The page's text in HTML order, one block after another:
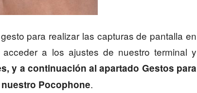
para realizar las capturas de pantalla en
a los ajustes de nuestro terminal y
y a continuación al apartado Gestos para
Pocophone.